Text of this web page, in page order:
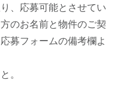
、応募可能とさせてい
のお名前と物件のご契
募フォームの備考欄よ
。